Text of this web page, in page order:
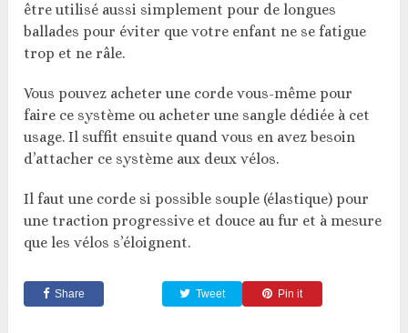
être utilisé aussi simplement pour de longues
ballades pour éviter que votre enfant ne se fatigue
trop et ne râle.
Vous pouvez acheter une corde vous-même pour
faire ce système ou acheter une sangle dédiée à cet
usage. Il suffit ensuite quand vous en avez besoin
d’attacher ce système aux deux vélos.
Il faut une corde si possible souple (élastique) pour
une traction progressive et douce au fur et à mesure
que les vélos s’éloignent.
Share Tweet Pin it